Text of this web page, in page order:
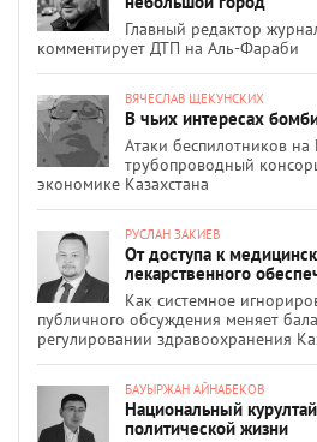
Главный редактор
комментирует ДТП на Аль-Фараби
ВЯЧЕСЛАВ ЩЕКУНСКИХ
В чьих интересах
Атаки беспилотников на
трубопроводный
экономике Казахстана
РУСЛАН ЗАКИЕВ
От доступа к
лекарственного
Как системное
публичного обсуждения меняет
регулировании здравоохранения
БАУЫРЖАН АЙНАБЕКОВ
Национальный
политической жизни